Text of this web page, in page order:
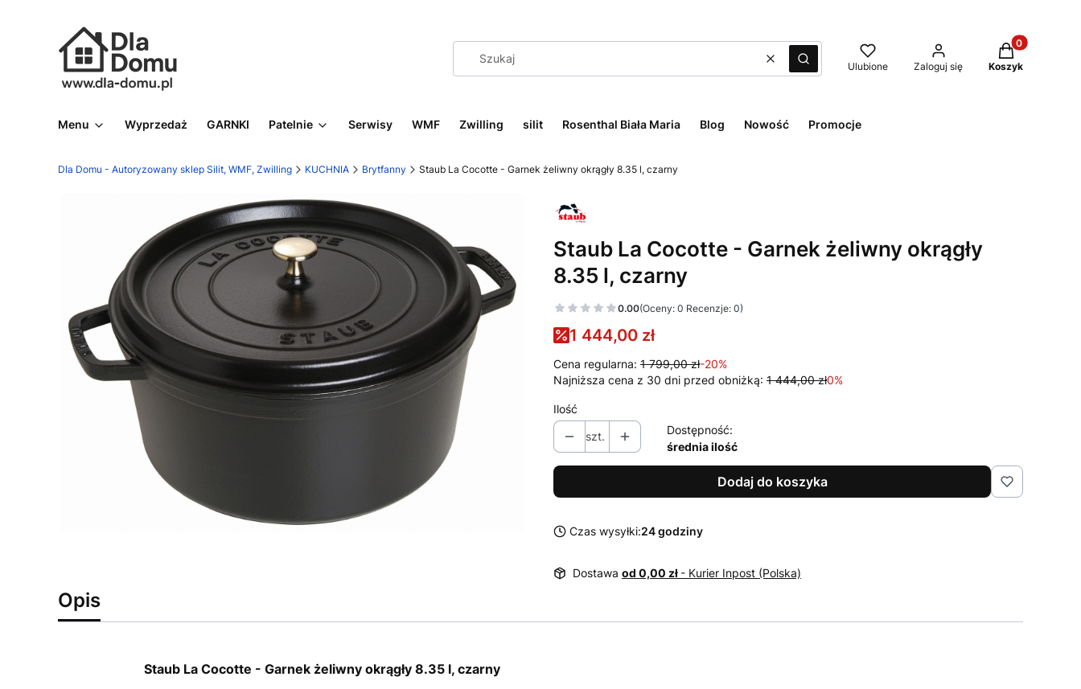
WyczyśćSzukaj Ulubione Zaloguj się
Produkty w
Koszyk
Menu Wyprzedaż GARNKI Patelnie Serwisy WMF Zwilling silit Rosenthal Biała Maria Blog Nowość Promocje
Dla Domu - Autoryzowany sklep Silit, WMF, Zwilling KUCHNIA Brytfanny Staub La Cocotte - Garnek żeliwny okrągły 8.35 l, czarny
Staub La Cocotte - Garnek żeliwny okrągły
8.35 l, czarny
0.00(Oceny: 0 Recenzje: 0)
1 444,00 zł
Cena regularna: 1 799,00 zł-20%
Najniższa cena z 30 dni przed obniżką: 1 444,00 zł0%
Ilość
szt.
Dostępność:
średnia ilość
Dodaj do koszyka
Czas wysyłki:24 godziny
Dostawa od 0,00 zł - Kurier Inpost (Polska)
Opis
Staub La Cocotte - Garnek żeliwny okrągły 8.35 l, czarny